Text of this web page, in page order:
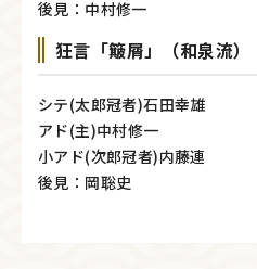
後見：中村修一
狂言「簸屑」（和泉流）
シテ(太郎冠者)石田幸雄
アド(主)中村修一
小アド(次郎冠者)内藤連
後見：岡聡史